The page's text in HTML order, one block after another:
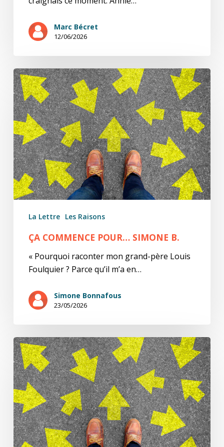
Marc Bécret
12/06/2026
Ça
commence
pour…
Simone
B.
La Lettre Les Raisons
ÇA COMMENCE POUR… SIMONE B.
« Pourquoi raconter mon grand-père Louis
Foulquier ? Parce qu’il m’a en…
Simone Bonnafous
23/05/2026
Ça
commence
pour…
A.